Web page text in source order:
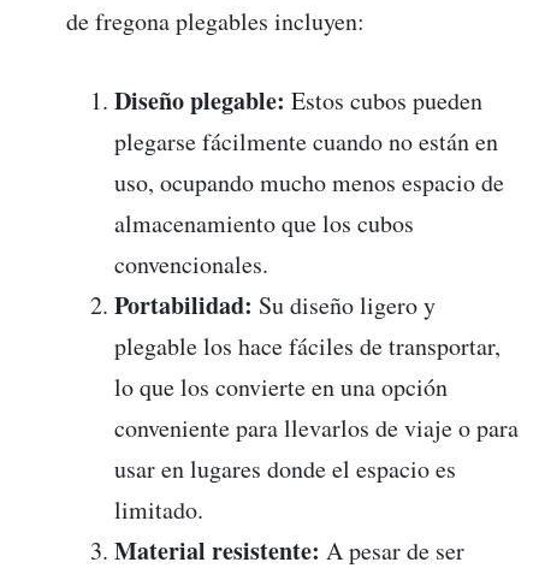
de fregona plegables incluyen:
Diseño plegable: Estos cubos pueden
plegarse fácilmente cuando no están en
uso, ocupando mucho menos espacio de
almacenamiento que los cubos
convencionales.
Portabilidad: Su diseño ligero y
plegable los hace fáciles de transportar,
lo que los convierte en una opción
conveniente para llevarlos de viaje o para
usar en lugares donde el espacio es
limitado.
Material resistente: A pesar de ser